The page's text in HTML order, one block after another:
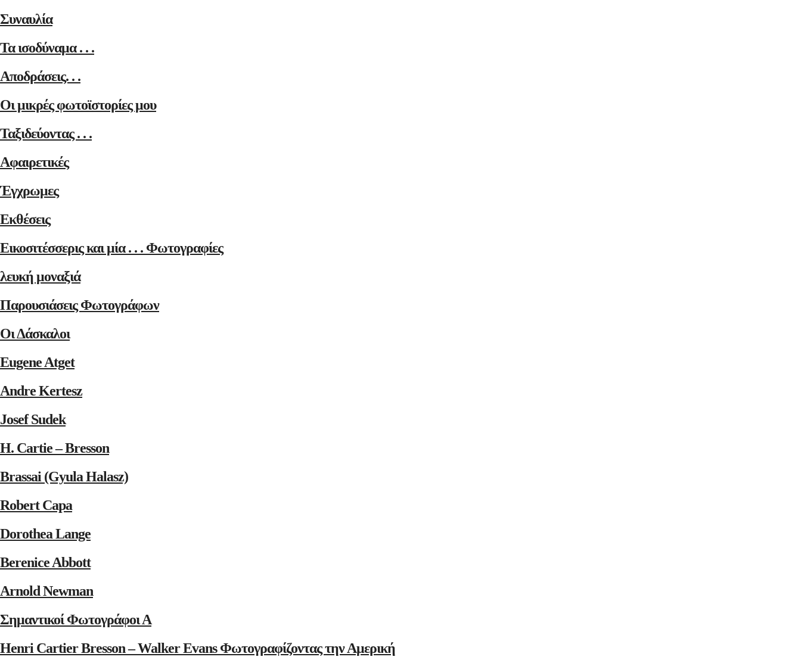
Συναυλία
Τα ισοδύναμα . . .
Αποδράσεις. . .
Οι μικρές φωτοϊστορίες μου
Ταξιδεύοντας . . .
Αφαιρετικές
Έγχρωμες
Εκθέσεις
Εικοσιτέσσερις και μία . . . Φωτογραφίες
λευκή μοναξιά
Παρουσιάσεις Φωτογράφων
Οι Δάσκαλοι
Eugene Atget
Andre Kertesz
Josef Sudek
H. Cartie – Bresson
Brassai (Gyula Halasz)
Robert Capa
Dorothea Lange
Berenice Abbott
Arnold Newman
Σημαντικοί Φωτογράφοι Α
Henri Cartier Bresson – Walker Evans Φωτογραφίζοντας την Αμερική